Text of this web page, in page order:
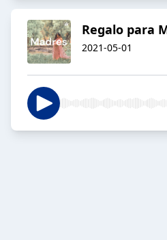
Regalo para
2021-05-01